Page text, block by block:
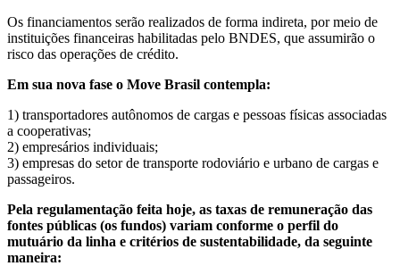
Os financiamentos serão realizados de forma indireta, por meio de
instituições financeiras habilitadas pelo BNDES, que assumirão o
risco das operações de crédito.
Em sua nova fase o Move Brasil contempla:
1) transportadores autônomos de cargas e pessoas físicas associadas
a cooperativas;
2) empresários individuais;
3) empresas do setor de transporte rodoviário e urbano de cargas e
passageiros.
Pela regulamentação feita hoje, as taxas de remuneração das
fontes públicas (os fundos) variam conforme o perfil do
mutuário da linha e critérios de sustentabilidade, da seguinte
maneira: